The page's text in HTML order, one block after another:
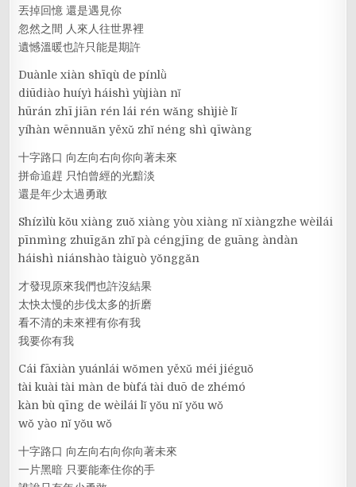
丟掉回憶 還是遇見你
忽然之間 人來人往世界裡
遺憾溫暖也許只能是期許
Duànle xiàn shīqù de pínlǜ
diūdiào huíyì háishì yùjiàn nǐ
hūrán zhī jiān rén lái rén wǎng shìjiè lǐ
yíhàn wēnnuǎn yěxǔ zhǐ néng shì qīwàng
十字路口 向左向右向你向著未來
拼命追趕 只怕曾經的光黯淡
還是年少太過勇敢
Shízìlù kǒu xiàng zuǒ xiàng yòu xiàng nǐ xiàngzhe wèilái
pīnmìng zhuīgǎn zhǐ pà céngjīng de guāng àndàn
háishì niánshào tàiguò yǒnggǎn
才發現原來我們也許沒結果
太快太慢的步伐太多的折磨
看不清的未來裡有你有我
我要你有我
Cái fāxiàn yuánlái wǒmen yěxǔ méi jiéguǒ
tài kuài tài màn de bùfá tài duō de zhémó
kàn bù qīng de wèilái lǐ yǒu nǐ yǒu wǒ
wǒ yào nǐ yǒu wǒ
十字路口 向左向右向你向著未來
一片黑暗 只要能牽住你的手